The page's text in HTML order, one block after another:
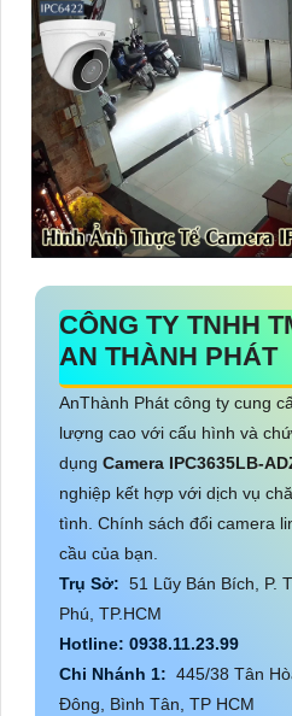
CÔNG TY TNHH
AN THÀNH PHÁT
AnThành Phát công ty cung
lượng cao với cấu hình và
dụng Camera IPC3635LB-
nghiệp kết hợp với dịch vụ
tình. Chính sách đổi camera
cầu của bạn.
Trụ Sở: 51 Lũy Bán Bích, P.
Phú, TP.HCM
Hotline: 0938.11.23.99
Chi Nhánh 1: 445/38 Tân
Đông, Bình Tân, TP HCM